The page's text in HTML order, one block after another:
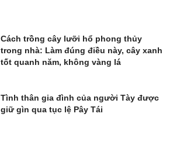
Cách trồng cây lưỡi hổ phong thủy
trong nhà: Làm đúng điều này, cây xanh
tốt quanh năm, không vàng lá
Tình thân gia đình của người Tày được
giữ gìn qua tục lệ Pây Tái